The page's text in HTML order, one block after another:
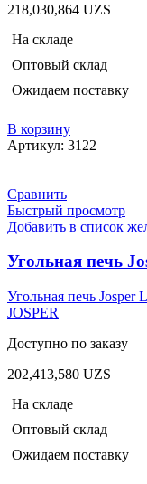
218,030,864 UZS
На складе
Оптовый склад
Ожидаем поставку
В корзину
Артикул: 3122
Сравнить
Быстрый просмотр
Добавить в список
Угольная печь
Угольная печь Josper
JOSPER
Доступно по заказу
202,413,580 UZS
На складе
Оптовый склад
Ожидаем поставку